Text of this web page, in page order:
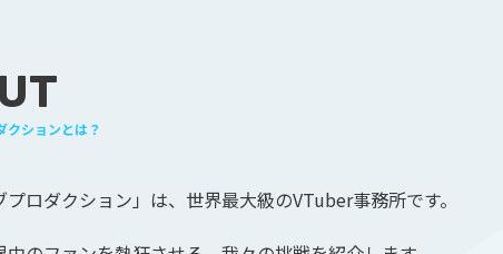
クションとは？
プロダクション」は、 世界最大級のVTuber事務所です。